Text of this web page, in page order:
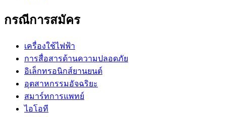
กรณีการสมัคร
เครื่องใช้ไฟฟ้า
การสื่อสารด้านความปลอดภัย
อิเล็กทรอนิกส์ยานยนต์
อุตสาหกรรมอัจฉริยะ
สมาร์ทการแพทย์
ไอโอที